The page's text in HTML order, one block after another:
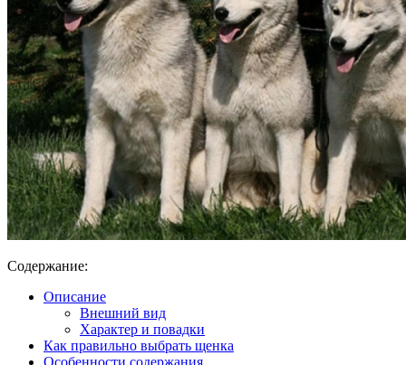
Содержание:
Описание
Внешний вид
Характер и повадки
Как правильно выбрать щенка
Особенности содержания